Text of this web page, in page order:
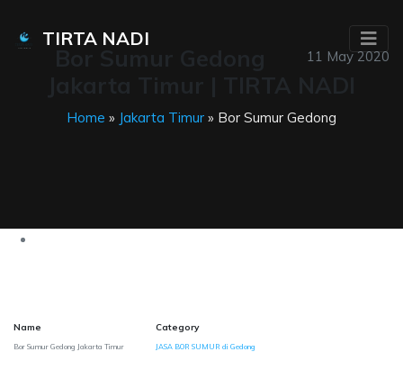
TIRTA NADI
11 May 2020
Home » Jakarta Timur » Bor Sumur Gedong
Name
Bor Sumur Gedong Jakarta Timur
Category
JASA BOR SUMUR di Gedong